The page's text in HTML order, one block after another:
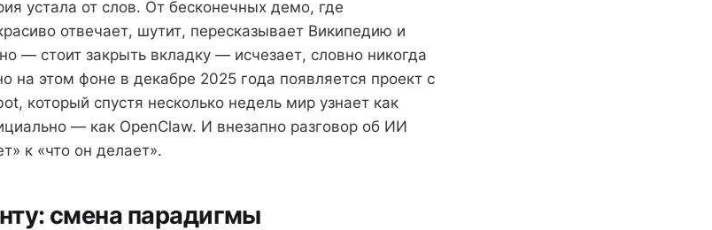
устала от слов. От бесконечных демо, где
отвечает, шутит, пересказывает Википедию и
— стоит закрыть вкладку — исчезает, словно никогда
на этом фоне в декабре 2025 года появляется проект с
который спустя несколько недель мир узнает как
— как OpenClaw. И внезапно разговор об ИИ
к «что он делает».
смена парадигмы